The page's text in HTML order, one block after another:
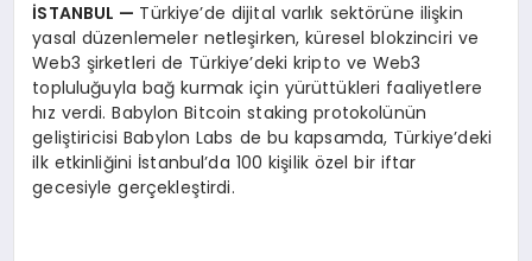
İSTANBUL — Türkiye’de dijital varlık sektörüne ilişkin
yasal düzenlemeler netleşirken, küresel blokzinciri ve
Web3 şirketleri de Türkiye’deki kripto ve Web3
topluluğuyla bağ kurmak için yürüttükleri faaliyetlere
hız verdi. Babylon Bitcoin staking protokolünün
geliştiricisi Babylon Labs de bu kapsamda, Türkiye’deki
ilk etkinliğini İstanbul’da 100 kişilik özel bir iftar
gecesiyle gerçekleştirdi.